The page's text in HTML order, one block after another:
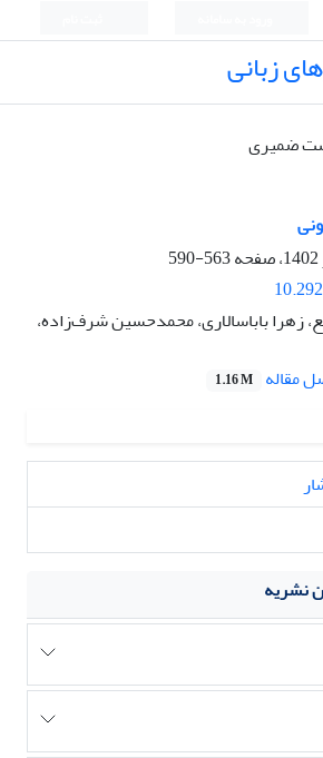
زبانی
ضمیری
563-590
زهرا باباسالاری، محمدحسین شرف‌زاده،
مقاله 1.16 M
نشریه